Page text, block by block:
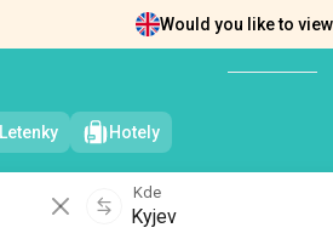
Would you like to
Letenky Hotely
Kde